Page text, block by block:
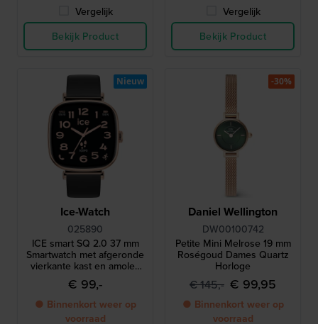
Vergelijk
Bekijk Product
Vergelijk
Bekijk Product
Ice-Watch
025890
ICE smart SQ 2.0 37 mm
Smartwatch met afgeronde
vierkante kast en amoled
touchscreen
€ 99,-
● Binnenkort weer op
voorraad
Nieuw
Daniel Wellington
DW00100742
Petite Mini Melrose 19 mm
Roségoud Dames Quartz
Horloge
€ 145,- € 99,95
● Binnenkort weer op
voorraad
-30%